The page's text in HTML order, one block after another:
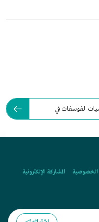
الفوسفات في
المشاركة الإلكترونية